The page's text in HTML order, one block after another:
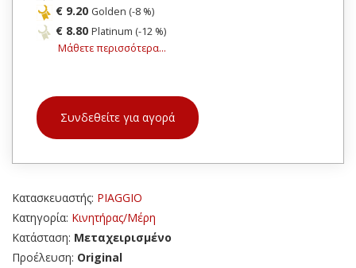
€ 9.20 Golden (-8 %)
€ 8.80 Platinum (-12 %)
Μάθετε περισσότερα...
Συνδεθείτε για αγορά
Κατασκευαστής: PIAGGIO
Κατηγορία: Κινητήρας/Μέρη
Κατάσταση: Μεταχειρισμένο
Προέλευση: Original